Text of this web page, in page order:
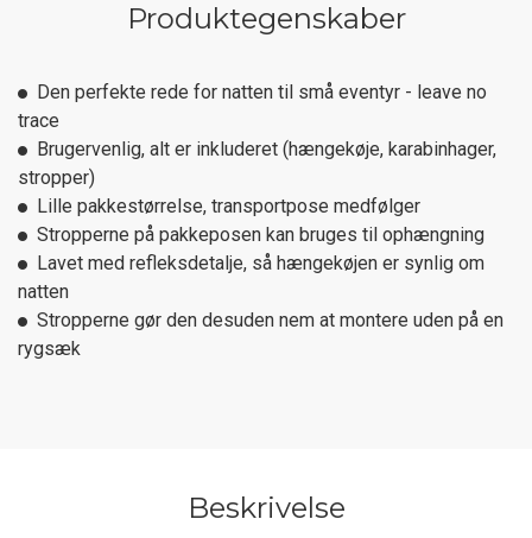
Produktegenskaber
Den perfekte rede for natten til små eventyr - leave no
trace
Brugervenlig, alt er inkluderet (hængekøje, karabinhager,
stropper)
Lille pakkestørrelse, transportpose medfølger
Stropperne på pakkeposen kan bruges til ophængning
Lavet med refleksdetalje, så hængekøjen er synlig om
natten
Stropperne gør den desuden nem at montere uden på en
rygsæk
Beskrivelse